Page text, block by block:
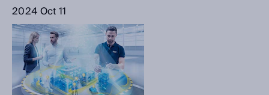
2024 Oct 11